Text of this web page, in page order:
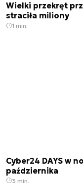
Wielki przekręt
straciła miliony
1 min.
Cyber24 DAYS w
października
3 min.